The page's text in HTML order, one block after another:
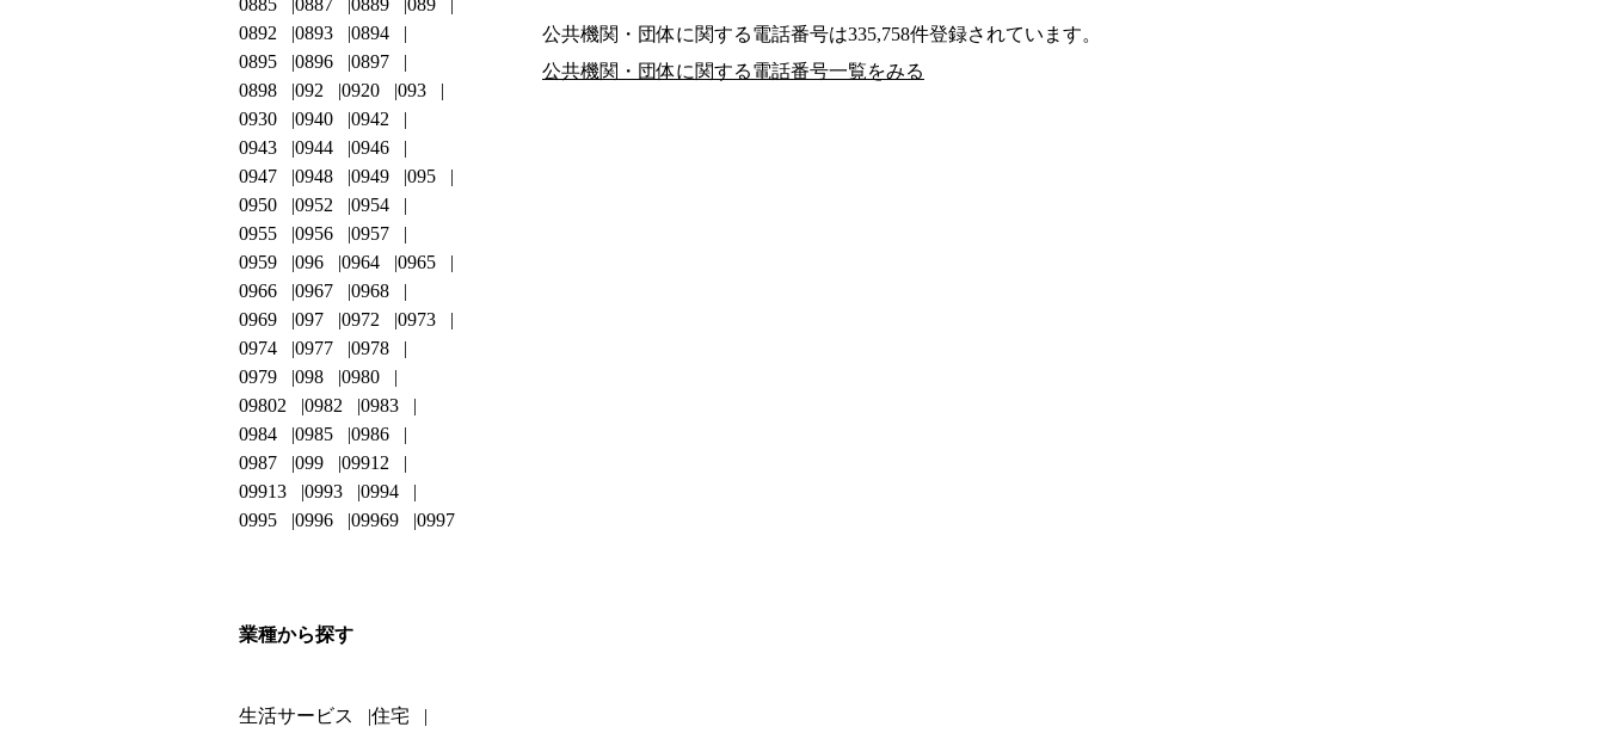
公共機関・団体に関する電話番号は335,758件登録されています。
公共機関・団体に関する電話番号一覧をみる
0885
0887 0889
089
0892
0893
0894
0895
0896
0897
0898
092 0920
093
0930
0940
0942
0943
0944
0946
0947
0948 0949
095
0950
0952
0954
0955
0956
0957
0959
096 0964
0965
0966
0967
0968
0969
097 0972
0973
0974
0977
0978
0979
098
0980
09802
0982
0983
0984
0985
0986
0987
099
09912
09913
0993
0994
0995
0996 09969 0997
業種から探す
生活サービス 住宅